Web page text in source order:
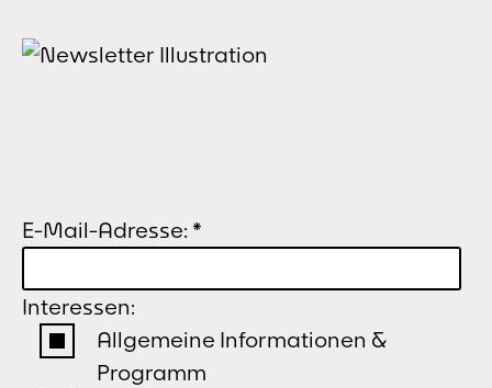
E-Mail-Adresse: *
Interessen:
Allgemeine Informationen &
Programm